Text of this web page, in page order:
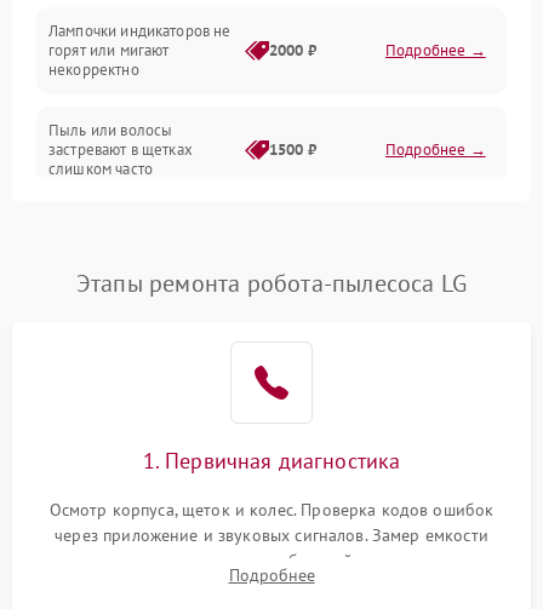
Батарея
Программные сбои
Лампочки индикаторов не
горят или мигают
некорректно
2000 ₽ Подробнее →
Пыль или волосы
застревают в щетках
слишком часто
1500 ₽ Подробнее →
Этапы ремонта робота-пылесоса LG
1. Первичная диагностика
Осмотр корпуса, щеток и колес. Проверка кодов ошибок
через приложение и звуковых сигналов. Замер емкости
аккумулятора и тестирование базовой станции зарядки.
Оценка работы лидара, бампера и датчиков падения для
Подробнее